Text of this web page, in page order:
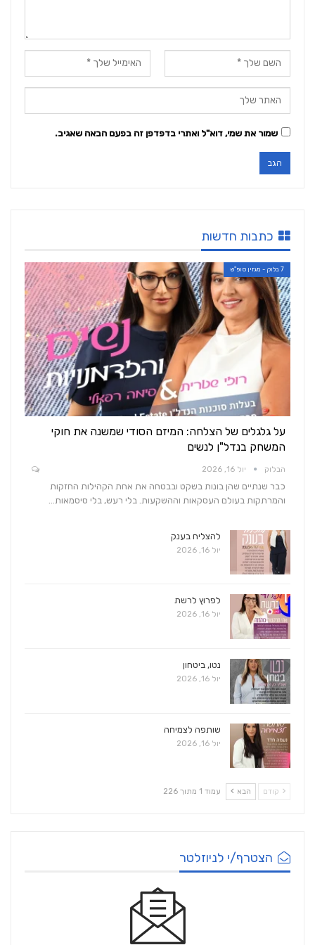
שמור את שמי, דוא"ל ואתרי בדפדפן זה בפעם הבאה שאגיב.
כתבות חדשות
7 בלוק - מגזין סופ"ש
על גלגלים של הצלחה: המיזם הסודי שמשנה את חוקי
המשחק בנדל"ן לנשים
הבלוק יול 16, 2026
כבר שנתיים שהן בונות בשקט ובבטחה את אחת הקהילות החזקות
והמרתקות בעולם העסקאות וההשקעות. בלי רעש, בלי סיסמאות…
להצליח בענק
יול 16, 2026
לפרוץ לרשת
יול 16, 2026
נטו, ביטחון
יול 16, 2026
שותפה לצמיחה
יול 16, 2026
קודם הבא עמוד 1 מתוך 226
הצטרף/י לניוזלטר